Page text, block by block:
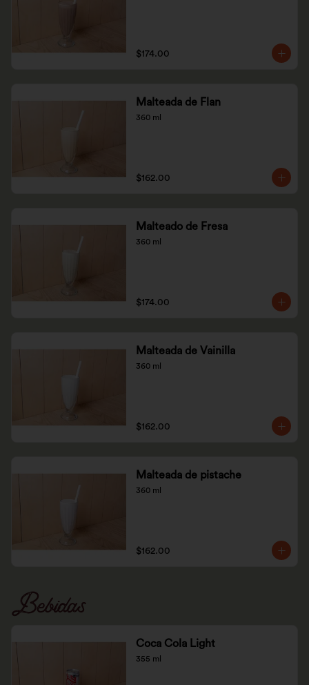
$174.00
Malteada de Flan
360 ml
$162.00
Malteado de Fresa
360 ml
$174.00
Malteada de Vainilla
360 ml
$162.00
Malteada de pistache
360 ml
$162.00
Bebidas
Coca Cola Light
355 ml